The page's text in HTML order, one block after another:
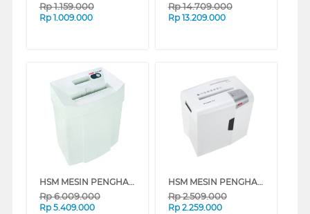
Rp1.159.000
Rp 1.009.000
Rp14.709.000
Rp 13.209.000
HSM MESIN PENGHANCUR KERTAS PAPER SHREDDER HSMPURE120CC
Rp6.009.000
Rp 5.409.000
HSM MESIN PENGHANCUR KERTAS PAPER SHREDDER SHREDSTAR S10
Rp2.509.000
Rp 2.259.000